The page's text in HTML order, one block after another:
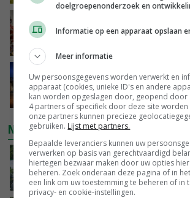
Oorlogen en El Niño
Nettowinst Royal A-ware
hogere omzet
VANDAAG, 14:35
NIEUWSTE VIDEO'S
Oekraïne-vlogger Kees
de ambassade mag zelf
VANDAAG, 12:00
doelgroepenonderzoek en
Informatie op een apparaat opslaan
Meer informatie
Uw persoonsgegevens worden verwerkt en
apparaat (cookies, unieke ID's en andere
kan worden opgeslagen door, geopend door
4 partners of specifiek door deze site worden
onze partners kunnen precieze
gebruiken. Lijst met partners.
Bepaalde leveranciers kunnen uw
verwerken op basis van gerechtvaardigd
hiertegen bezwaar maken door uw opties
beheren. Zoek onderaan deze pagina of in
een link om uw toestemming te beheren of in
privacy- en cookie-instellingen.